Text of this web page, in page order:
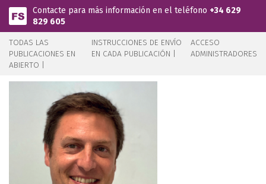
Pasar al contenido principal
Contacte para más información en el teléfono +34 629
829 605
TODAS LAS
PUBLICACIONES EN
ABIERTO |
INSTRUCCIONES DE ENVÍO
EN CADA PUBLICACIÓN |
ACCESO
ADMINISTRADORES